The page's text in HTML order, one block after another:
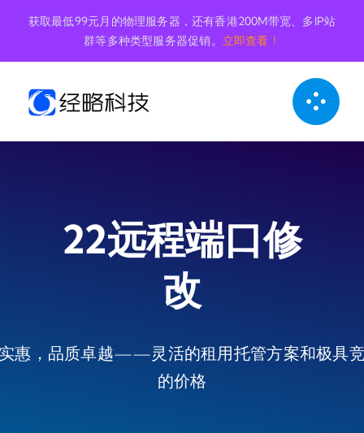
内
获取最低99元月的物理服务器，还有香港200M带宽、多IP站
群等多种类型服务器促销。 立即查看！
22远程端口修
改
惠，品质卓越——灵活的租用托管方案和极具
的价格